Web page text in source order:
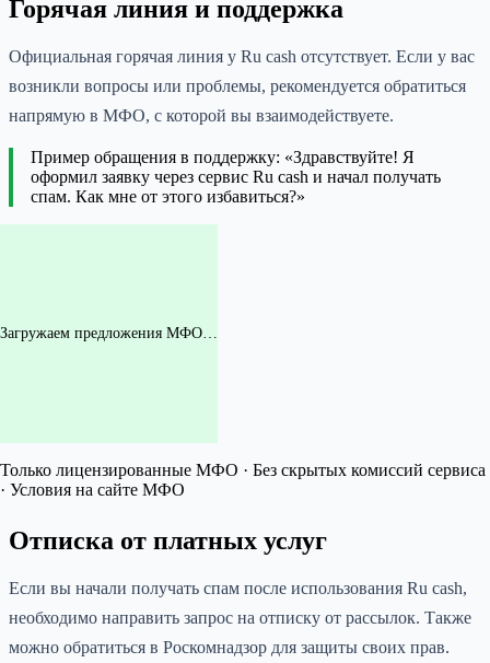
Горячая линия и поддержка
Официальная горячая линия у Ru cash отсутствует. Если у вас
возникли вопросы или проблемы, рекомендуется обратиться
напрямую в МФО, с которой вы взаимодействуете.
Пример обращения в поддержку: «Здравствуйте! Я
оформил заявку через сервис Ru cash и начал получать
спам. Как мне от этого избавиться?»
Загружаем предложения МФО…
Только лицензированные МФО · Без скрытых комиссий сервиса
· Условия на сайте МФО
Отписка от платных услуг
Если вы начали получать спам после использования Ru cash,
необходимо направить запрос на отписку от рассылок. Также
можно обратиться в Роскомнадзор для защиты своих прав.